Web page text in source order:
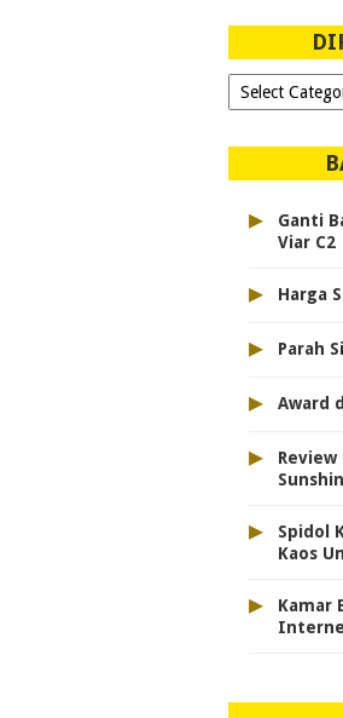
Dipilih-
dipilih..
▸
Ganti
Viar C2
▸ Harga
▸ Parah
▸ Award
▸
▸
Spidol
Kaos
▸
Kamar